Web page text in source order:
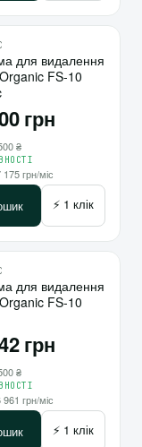
для видалення
FS-10
грн
₴
175 грн/міс
⚡ 1 клік
для видалення
FS-10
грн
₴
961 грн/міс
⚡ 1 клік